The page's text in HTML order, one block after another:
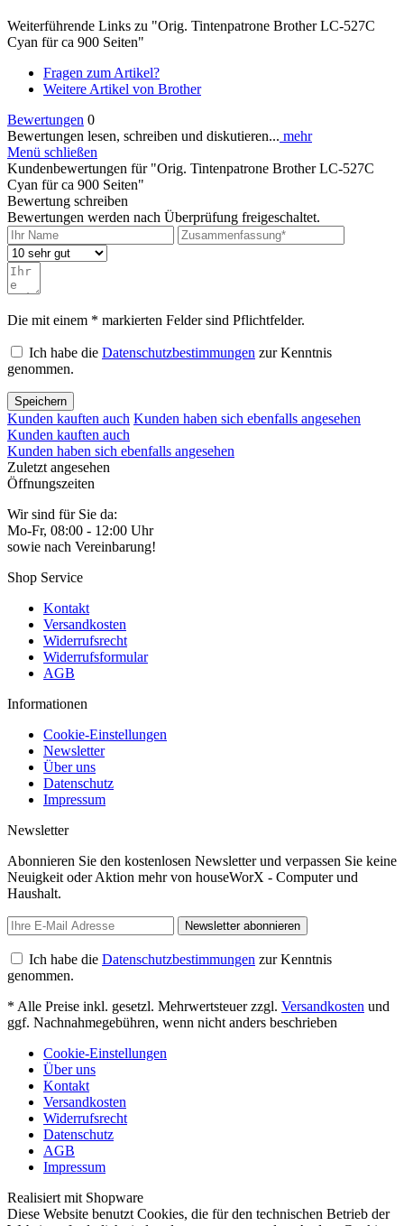
Weiterführende Links zu "Orig. Tintenpatrone Brother LC-527C
Cyan für ca 900 Seiten"
Fragen zum Artikel?
Weitere Artikel von Brother
Bewertungen 0
Bewertungen lesen, schreiben und diskutieren... mehr
Menü schließen
Kundenbewertungen für "Orig. Tintenpatrone Brother LC-527C
Cyan für ca 900 Seiten"
Bewertung schreiben
Bewertungen werden nach Überprüfung freigeschaltet.
Die mit einem * markierten Felder sind Pflichtfelder.
Ich habe die Datenschutzbestimmungen zur Kenntnis
genommen.
Speichern
Kunden kauften auch Kunden haben sich ebenfalls angesehen
Kunden kauften auch
Kunden haben sich ebenfalls angesehen
Zuletzt angesehen
Öffnungszeiten
Wir sind für Sie da:
Mo-Fr, 08:00 - 12:00 Uhr
sowie nach Vereinbarung!
Shop Service
Kontakt
Versandkosten
Widerrufsrecht
Widerrufsformular
AGB
Informationen
Cookie-Einstellungen
Newsletter
Über uns
Datenschutz
Impressum
Newsletter
Abonnieren Sie den kostenlosen Newsletter und verpassen Sie keine
Neuigkeit oder Aktion mehr von houseWorX - Computer und
Haushalt.
Newsletter abonnieren
Ich habe die Datenschutzbestimmungen zur Kenntnis
genommen.
* Alle Preise inkl. gesetzl. Mehrwertsteuer zzgl. Versandkosten und
ggf. Nachnahmegebühren, wenn nicht anders beschrieben
Cookie-Einstellungen
Über uns
Kontakt
Versandkosten
Widerrufsrecht
Datenschutz
AGB
Impressum
Realisiert mit Shopware
Diese Website benutzt Cookies, die für den technischen Betrieb der